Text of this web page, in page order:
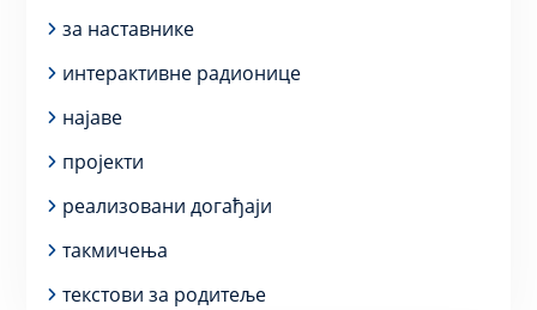
за наставнике
интерактивне радионице
најаве
пројекти
реализовани догађаји
такмичења
текстови за родитеље